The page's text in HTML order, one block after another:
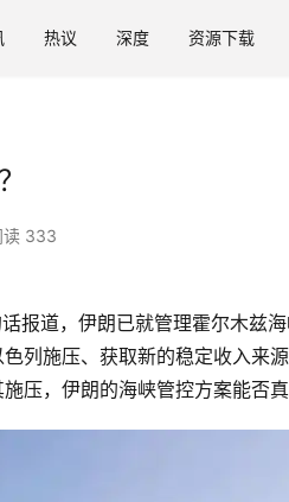
热议 深度 资源下载
读 333
报道，伊朗已就管理霍尔木兹
列施压、获取新的稳定收入来
压，伊朗的海峡管控方案能否真